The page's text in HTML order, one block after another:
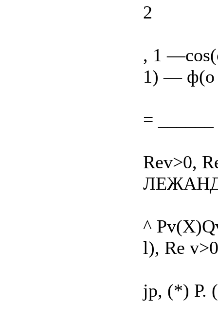
2
, 1
1) — ф(о
=
Rev>0,
^
l), Re
jp, (*) Р.